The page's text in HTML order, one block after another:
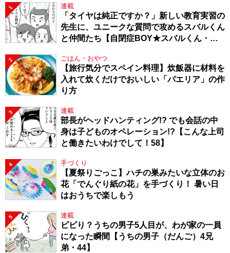
1 連載
「タイヤは純正ですか？」新しい教育実習の
先生に、ユニークな質問で攻めるスバルくん
と仲間たち【自閉症BOY★スバルくん・
2 ごはん・おやつ
【旅行気分でスペイン料理】炊飯器に材料を
入れて炊くだけでおいしい「パエリア」の作
り方
3 連載
部長がヘッドハンティング!? でも会話の中
身は子どものオペレーション!?【こんな上司
と働きたいわけでして！58】
4 手づくり
【夏祭りごっこ】ハチの巣みたいな立体のお
花「でんぐり紙の花」を手づくり！ 暑い日
はおうちで楽しもう
5 連載
ビビり？うちの男子5人目が、わが家の一員
になった瞬間【うちの男子（だんご）4兄
弟・44】